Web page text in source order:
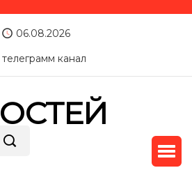
06.08.2026
канал